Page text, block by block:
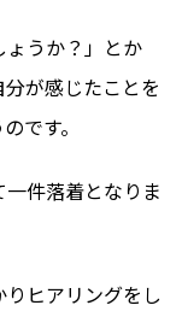
ょうか？」とか
が感じたことを
です。
件落着となりま
ヒアリングをし